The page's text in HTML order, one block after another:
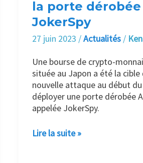
la porte dérobée
JokerSpy
27 juin 2023 /Actualités /
Une bourse de crypto-
située au Japon a été la cible
nouvelle attaque au début
déployer une porte dérobée
appelée JokerSpy.
macOS
JokerSpy
Lire la suite »